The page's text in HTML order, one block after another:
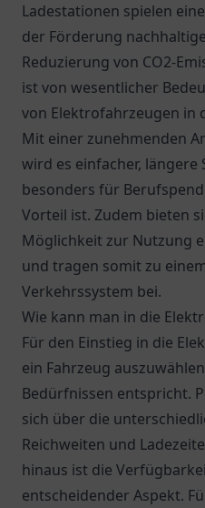
Ladestationen spielen
der Förderung
Reduzierung von CO2-
ist von wesentlicher
von Elektrofahrzeugen in
Mit einer zunehmenden
wird es einfacher, längere
besonders für
Vorteil ist. Zudem bieten
Möglichkeit zur Nutzung
und tragen somit zu
Verkehrssystem bei.
Wie kann man in die
Für den Einstieg in die
ein Fahrzeug
Bedürfnissen entspricht.
sich über die
Reichweiten und
hinaus ist die
entscheidender Aspekt.